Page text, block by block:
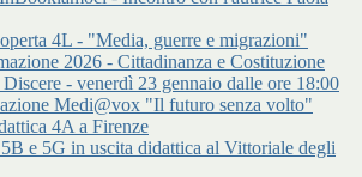
4L - "Media, guerre e migrazioni"
2026 - Cittadinanza e Costituzione
- venerdì 23 gennaio dalle ore 18:00
Medi@vox "Il futuro senza volto"
4A a Firenze
e 5G in uscita didattica al Vittoriale degli